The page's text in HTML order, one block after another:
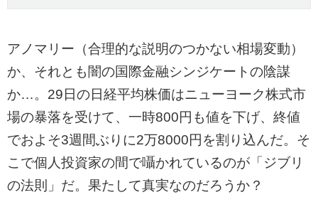
アノマリー（合理的な説明のつかない相場変動）
か、それとも闇の国際金融シンジケートの陰謀
か…。29日の日経平均株価はニューヨーク株式市
場の暴落を受けて、一時800円も値を下げ、終値
でおよそ3週間ぶりに2万8000円を割り込んだ。そ
こで個人投資家の間で囁かれているのが「ジブリ
の法則」だ。果たして真実なのだろうか？